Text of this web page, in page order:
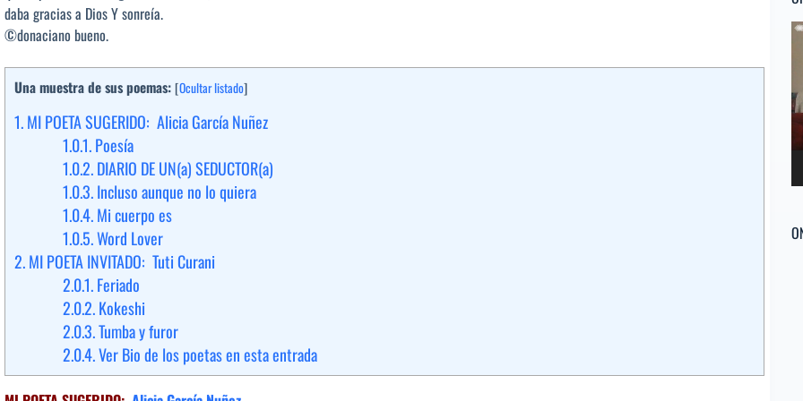
daba gracias a Dios Y sonreía.
©donaciano bueno.
Una muestra de sus poemas: [Ocultar listado]
1.MI POETA SUGERIDO: Alicia García Nuñez
1.0.1.Poesía
1.0.2.DIARIO DE UN(a) SEDUCTOR(a)
1.0.3.Incluso aunque no lo quiera
1.0.4.Mi cuerpo es
1.0.5.Word Lover
2.MI POETA INVITADO: Tuti Curani
2.0.1.Feriado
2.0.2.Kokeshi
2.0.3.Tumba y furor
2.0.4.Ver Bio de los poetas en esta entrada